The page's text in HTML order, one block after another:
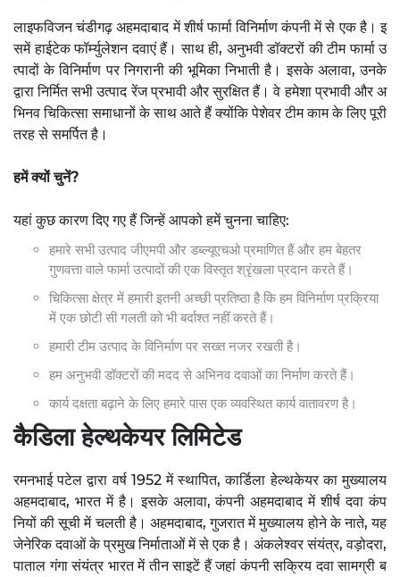
लाइफविजन चंडीगढ़ अहमदाबाद में शीर्ष फार्मा विनिर्माण कंपनी में से एक है। इ
समें हाईटेक फॉर्म्युलेशन दवाएं हैं। साथ ही, अनुभवी डॉक्टरों की टीम फार्मा उ
त्पादों के विनिर्माण पर निगरानी की भूमिका निभाती है। इसके अलावा, उनके
द्वारा निर्मित सभी उत्पाद रेंज प्रभावी और सुरक्षित हैं। वे हमेशा प्रभावी और अ
भिनव चिकित्सा समाधानों के साथ आते हैं क्योंकि पेशेवर टीम काम के लिए पूरी
तरह से समर्पित है।
हमें क्यों चुनें?
यहां कुछ कारण दिए गए हैं जिन्हें आपको हमें चुनना चाहिए:
हमारे सभी उत्पाद जीएमपी और डब्ल्यूएचओ प्रमाणित हैं और हम बेहतर
गुणवत्ता वाले फार्मा उत्पादों की एक विस्तृत श्रृंखला प्रदान करते हैं।
चिकित्सा क्षेत्र में हमारी इतनी अच्छी प्रतिष्ठा है कि हम विनिर्माण प्रक्रिया
में एक छोटी सी गलती को भी बर्दाश्त नहीं करते हैं।
हमारी टीम उत्पाद के विनिर्माण पर सख्त नजर रखती है।
हम अनुभवी डॉक्टरों की मदद से अभिनव दवाओं का निर्माण करते हैं।
कार्य दक्षता बढ़ाने के लिए हमारे पास एक व्यवस्थित कार्य वातावरण है।
कैडिला हेल्थकेयर लिमिटेड
रमनभाई पटेल द्वारा वर्ष 1952 में स्थापित, कार्डिला हेल्थकेयर का मुख्यालय
अहमदाबाद, भारत में है। इसके अलावा, कंपनी अहमदाबाद में शीर्ष दवा कंप
नियों की सूची में चलती है। अहमदाबाद, गुजरात में मुख्यालय होने के नाते, यह
जेनेरिक दवाओं के प्रमुख निर्माताओं में से एक है। अंकलेश्वर संयंत्र, वड़ोदरा,
पाताल गंगा संयंत्र भारत में तीन साइटें हैं जहां कंपनी सक्रिय दवा सामग्री ब